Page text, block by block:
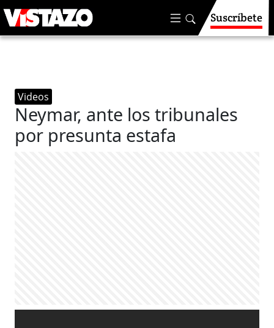
Suscríbete
Videos
Neymar, ante los tribunales
por presunta estafa